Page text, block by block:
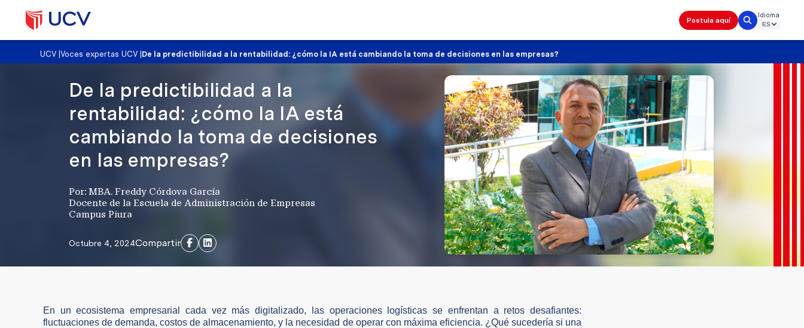
Postula aquí
Idioma
UCV |Voces expertas UCV De la predictibilidad a la rentabilidad: ¿cómo la IA está cambiando la toma de decisiones en las empresas?
De la predictibilidad a la
rentabilidad: ¿cómo la IA está
cambiando la toma de decisiones
en las empresas?
Por: MBA. Freddy Córdova García
Docente de la Escuela de Administración de Empresas
Campus Piura
Octubre 4, 2024Compartir
En un ecosistema empresarial cada vez más digitalizado, las operaciones logísticas se enfrentan a retos desafiantes:
fluctuaciones de demanda, costos de almacenamiento, y la necesidad de operar con máxima eficiencia. ¿Qué sucedería si una